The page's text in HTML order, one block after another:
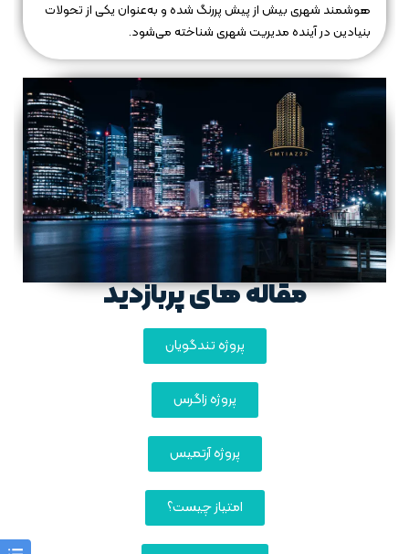
هوشمند شهری بیش از پیش پررنگ شده و به‌عنوان یکی از تحولات
بنیادین در آینده مدیریت شهری شناخته می‌شود.
مقاله های پربازدید
پروژه تندگویان
پروژه زاگرس
پروژه آرتمیس
امتیاز چیست؟